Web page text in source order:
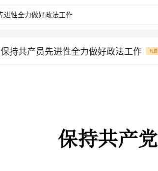
保持共产员先进性全力做好政法工作 付费